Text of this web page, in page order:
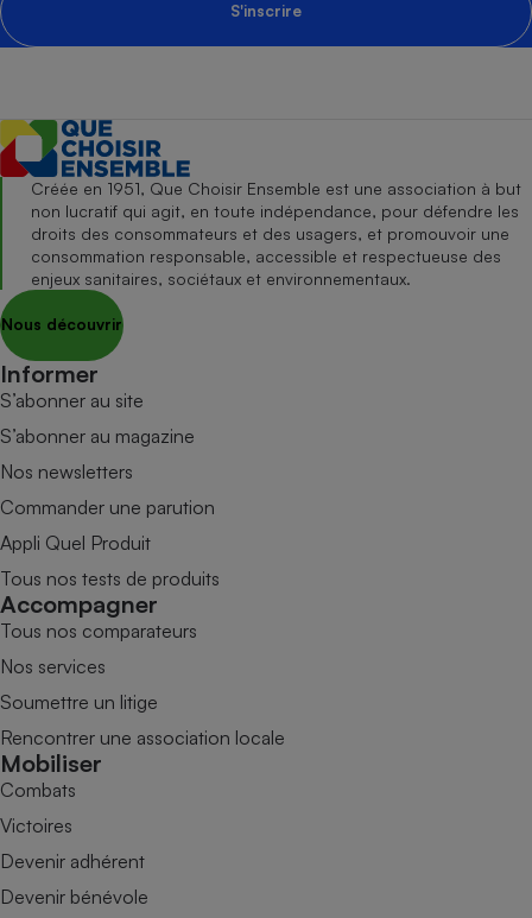
S'inscrire
Créée en 1951, Que Choisir Ensemble est une association à but
non lucratif qui agit, en toute indépendance, pour défendre les
droits des consommateurs et des usagers, et promouvoir une
consommation responsable, accessible et respectueuse des
enjeux sanitaires, sociétaux et environnementaux.
Nous découvrir
Informer
S’abonner au site
S’abonner au magazine
Nos newsletters
Commander une parution
Appli Quel Produit
Tous nos tests de produits
Accompagner
Tous nos comparateurs
Nos services
Soumettre un litige
Rencontrer une association locale
Mobiliser
Combats
Victoires
Devenir adhérent
Devenir bénévole